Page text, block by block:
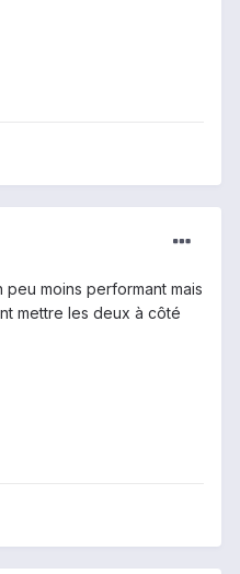
moins performant mais
mettre les deux à côté